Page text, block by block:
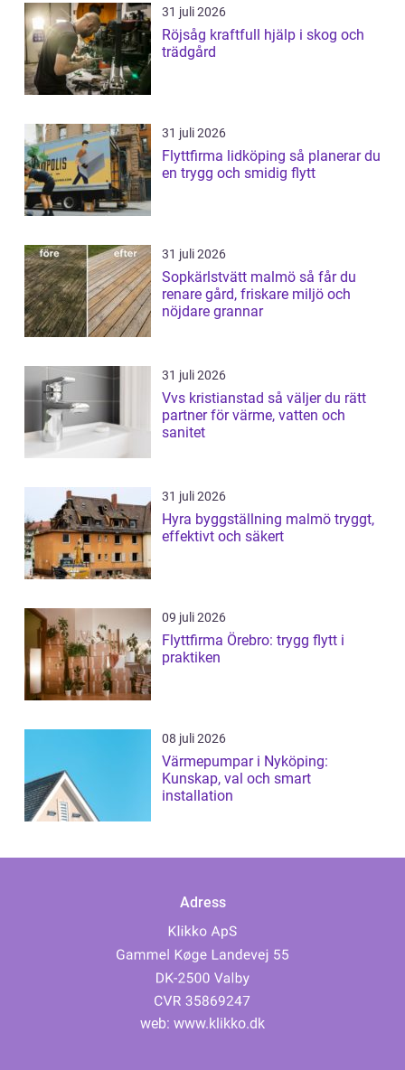
31 juli 2026
Röjsåg kraftfull hjälp i skog och
trädgård
31 juli 2026
Flyttfirma lidköping så planerar du
en trygg och smidig flytt
31 juli 2026
Sopkärlstvätt malmö så får du
renare gård, friskare miljö och
nöjdare grannar
31 juli 2026
Vvs kristianstad så väljer du rätt
partner för värme, vatten och
sanitet
31 juli 2026
Hyra byggställning malmö tryggt,
effektivt och säkert
09 juli 2026
Flyttfirma Örebro: trygg flytt i
praktiken
08 juli 2026
Värmepumpar i Nyköping:
Kunskap, val och smart
installation
Adress
web: www.klikko.dk